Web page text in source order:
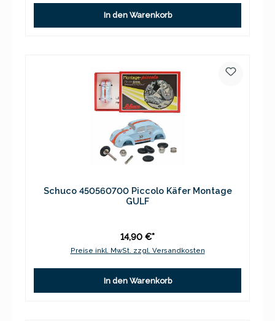
In den Warenkorb
Schuco 450560700 Piccolo Käfer Montage
GULF
14,90 €*
Preise inkl. MwSt. zzgl. Versandkosten
In den Warenkorb